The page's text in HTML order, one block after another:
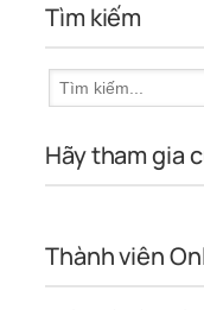
Tìm kiếm
Hãy tham gia
Thành viên